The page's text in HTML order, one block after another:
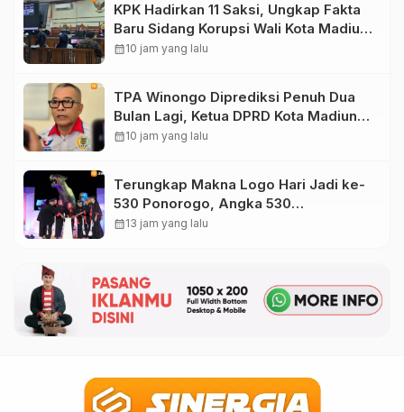
KPK Hadirkan 11 Saksi, Ungkap Fakta
Baru Sidang Korupsi Wali Kota Madiun
Nonaktif Maidi
calendar_month10 jam yang lalu
TPA Winongo Diprediksi Penuh Dua
Bulan Lagi, Ketua DPRD Kota Madiun
Desak Pemkot Percepat Penanganan
calendar_month10 jam yang lalu
Terungkap Makna Logo Hari Jadi ke-
530 Ponorogo, Angka 530
Bertransformasi Jadi Sekar Kinanthi
calendar_month13 jam yang lalu